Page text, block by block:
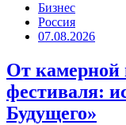
Бизнес
Россия
07.08.2026
От камерной
фестиваля:
Будущего»